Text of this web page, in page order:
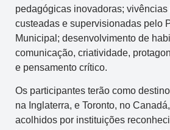
pedagógicas inovadoras;
custeadas e supervisionadas pelo
Municipal; desenvolvimento de
comunicação, criatividade,
e pensamento crítico.
Os participantes terão como
na Inglaterra, e Toronto, no
acolhidos por instituições